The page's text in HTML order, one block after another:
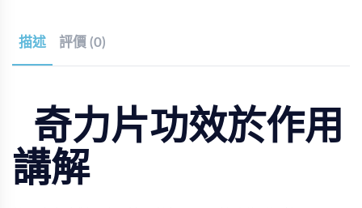
描述 評價 (0)
奇力片功效於作用
講解